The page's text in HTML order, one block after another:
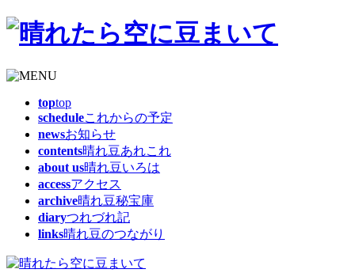
toptop
scheduleこれからの予定
newsお知らせ
contents晴れ豆あれこれ
about us晴れ豆いろは
accessアクセス
archive晴れ豆秘宝庫
diaryつれづれ記
links晴れ豆のつながり